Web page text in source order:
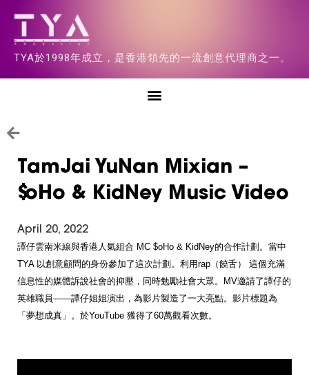
TYA於1998年成立，是香港領先的一流創意代理商之一。
TamJai YuNan Mixian –
$oHo & KidNey Music Video
April 20, 2022
譚仔雲南米線與香港人氣組合 MC $oHo & KidNey的合作計劃。當中
TYA 以創意顧問的身份參加了這次計劃。利用rap（饒舌） 這個充滿
信息性的媒體訴說社會的抑壓，同時勉勵社會大眾。MV邀請了譚仔的
英雄職員——譚仔姐姐演出，為影片製造了一大亮點。影片標題為
「夢想成真」。於YouTube 獲得了60萬觀看次數。